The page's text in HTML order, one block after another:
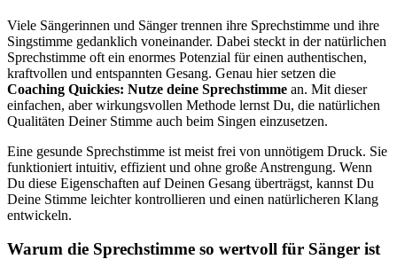
Viele Sängerinnen und Sänger trennen ihre Sprechstimme und ihre
Singstimme gedanklich voneinander. Dabei steckt in der natürlichen
Sprechstimme oft ein enormes Potenzial für einen authentischen,
kraftvollen und entspannten Gesang. Genau hier setzen die
Coaching Quickies: Nutze deine Sprechstimme an. Mit dieser
einfachen, aber wirkungsvollen Methode lernst Du, die natürlichen
Qualitäten Deiner Stimme auch beim Singen einzusetzen.
Eine gesunde Sprechstimme ist meist frei von unnötigem Druck. Sie
funktioniert intuitiv, effizient und ohne große Anstrengung. Wenn
Du diese Eigenschaften auf Deinen Gesang überträgst, kannst Du
Deine Stimme leichter kontrollieren und einen natürlicheren Klang
entwickeln.
Warum die Sprechstimme so wertvoll für Sänger ist